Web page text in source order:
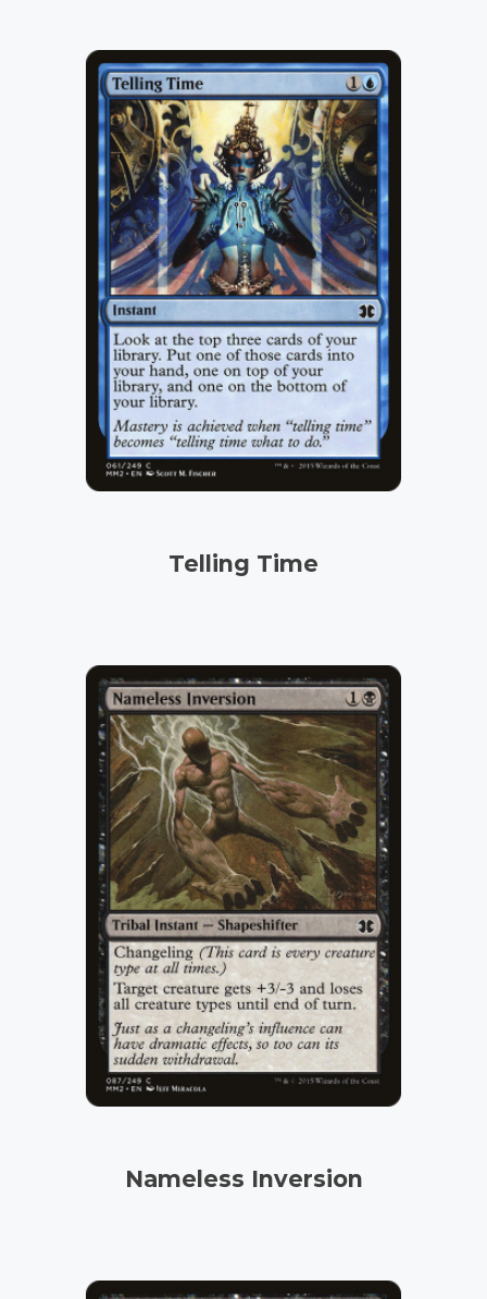
Telling Time
Nameless Inversion